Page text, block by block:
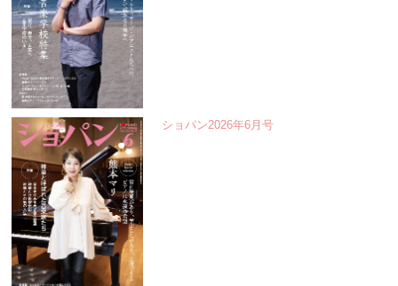
ショパン2026年6月号